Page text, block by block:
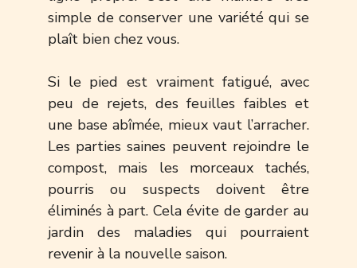
simple de conserver une variété qui se
plaît bien chez vous.
Si le pied est vraiment fatigué, avec
peu de rejets, des feuilles faibles et
une base abîmée, mieux vaut l’arracher.
Les parties saines peuvent rejoindre le
compost, mais les morceaux tachés,
pourris ou suspects doivent être
éliminés à part. Cela évite de garder au
jardin des maladies qui pourraient
revenir à la nouvelle saison.